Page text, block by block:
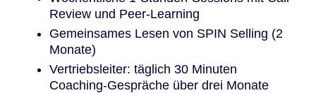
Review und Peer-Learning
Gemeinsames Lesen von SPIN Selling (2
Monate)
Vertriebsleiter: täglich 30 Minuten
Coaching-Gespräche über drei Monate